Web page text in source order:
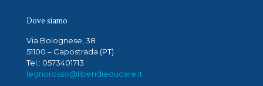
Dove siamo
Via Bolognese, 38
51100 – Capostrada (PT)
Tel.: 0573401713
legnorosso@liberidieducare.it